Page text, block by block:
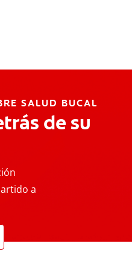
SALUD BUCAL
de su
a